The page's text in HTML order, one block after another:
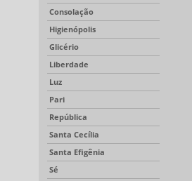
Consolação
Higienópolis
Glicério
Liberdade
Luz
Pari
República
Santa Cecília
Santa Efigênia
Sé